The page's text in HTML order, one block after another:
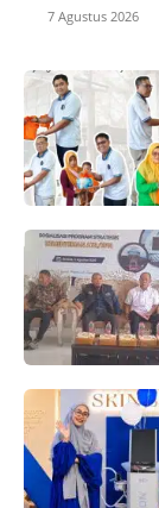
7 Agustus 2026